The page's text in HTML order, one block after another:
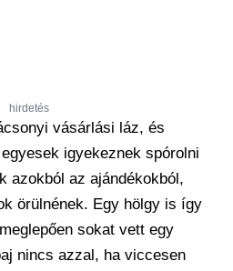
hirdetés
vásárlási láz, és
igyekeznek spórolni
azokból az ajándékokból,
örülnének. Egy hölgy is így
sokat vett egy
nincs azzal, ha viccesen